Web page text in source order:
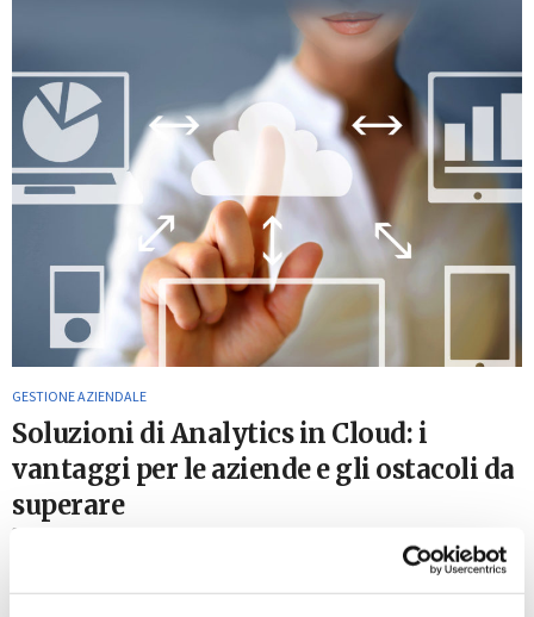
GESTIONE AZIENDALE
Soluzioni di Analytics in Cloud: i
vantaggi per le aziende e gli ostacoli da
superare
23 Settembre 2016
Il luogo più naturale per gli analytics è il cloud: ne sono
sempre più convinti gli IT e business decision maker, e lo